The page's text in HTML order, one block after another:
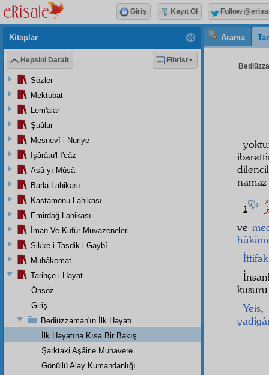
Arama
1
ve
İttifak
Yeis
Kitaplar
Hepsini Daralt Fihrist
Sözler
Mektubat
Lem'alar
Şuâlar
Mesnevî-i Nuriye
İşârâtü'l-İ'câz
Asâ-yı Mûsâ
Barla Lahikası
Kastamonu Lahikası
Emirdağ Lahikası
İman Ve Küfür Muvazeneleri
Sikke-i Tasdik-i Gaybî
Muhâkemat
Tarihçe-i Hayat
Önsöz
Giriş
Bediüzzaman'ın İlk Hayatı
İlk Hayatına Kısa Bir Bakış
Şarktaki Aşâirle Muhavere
Gönüllü Alay Kumandanlığı
Giriş Kayıt Ol Follow